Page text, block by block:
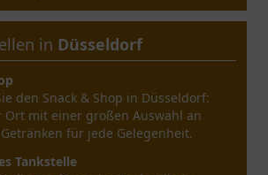
in Düsseldorf
den Snack & Shop in Düsseldorf:
Ort mit einer großen Auswahl an
für jede Gelegenheit.
Tankstelle